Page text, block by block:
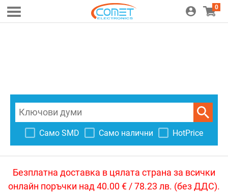
0
Само SMD Само налични HotPrice
Безплатна доставка в цялата страна за всички
онлайн поръчки над 40.00 € / 78.23 лв. (без ДДС).